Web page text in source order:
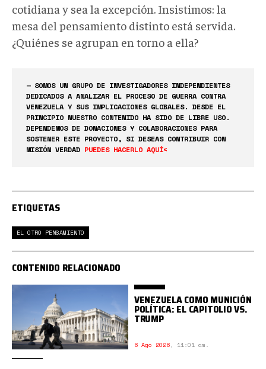
cotidiana y sea la excepción. Insistimos: la
mesa del pensamiento distinto está servida.
¿Quiénes se agrupan en torno a ella?
— SOMOS UN GRUPO DE INVESTIGADORES INDEPENDIENTES
DEDICADOS A ANALIZAR EL PROCESO DE GUERRA CONTRA
VENEZUELA Y SUS IMPLICACIONES GLOBALES. DESDE EL
PRINCIPIO NUESTRO CONTENIDO HA SIDO DE LIBRE USO.
DEPENDEMOS DE DONACIONES Y COLABORACIONES PARA
SOSTENER ESTE PROYECTO, SI DESEAS CONTRIBUIR CON
MISIÓN VERDAD PUEDES HACERLO AQUÍ<
ETIQUETAS
EL OTRO PENSAMIENTO
CONTENIDO RELACIONADO
VENEZUELA COMO MUNICIÓN
POLÍTICA: EL CAPITOLIO VS.
TRUMP
6 Ago 2026, 11:01 am.